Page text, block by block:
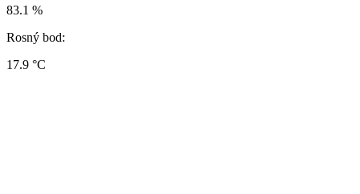
83.1 %
Rosný bod:
17.9 °C